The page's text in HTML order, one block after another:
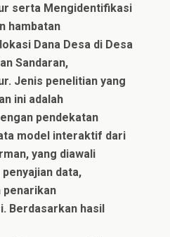
serta Mengidentifikasi
hambatan
Dana Desa di Desa
Sandaran,
Jenis penelitian yang
ini adalah
pendekatan
model interaktif dari
yang diawali
data,
penarikan
Berdasarkan hasil